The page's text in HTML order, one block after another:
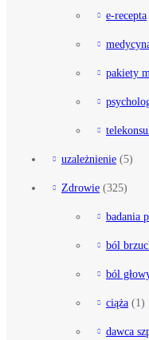
e-recepta
pakiety
uzależnienie (5)
Zdrowie (325)
badania
ból
ból
ciąża (1)
dawca